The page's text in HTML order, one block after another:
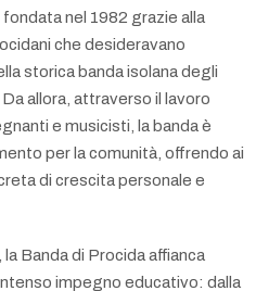
nel 1982 grazie alla
che desideravano
storica banda isolana degli
allora, attraverso il lavoro
e musicisti, la banda è
per la comunità, offrendo ai
di crescita personale e
Banda di Procida affianca
impegno educativo: dalla